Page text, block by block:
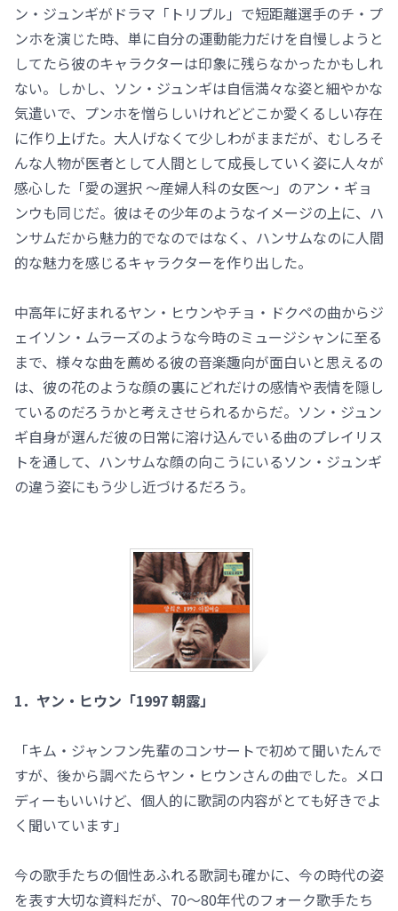
ン・ジュンギがドラマ「トリプル」で短距離選手のチ・プ
ンホを演じた時、単に自分の運動能力だけを自慢しようと
してたら彼のキャラクターは印象に残らなかったかもしれ
ない。しかし、ソン・ジュンギは自信満々な姿と細やかな
気遣いで、プンホを憎らしいけれどどこか愛くるしい存在
に作り上げた。大人げなくて少しわがままだが、むしろそ
んな人物が医者として人間として成長していく姿に人々が
感心した「愛の選択 ～産婦人科の女医～」のアン・ギョ
ンウも同じだ。彼はその少年のようなイメージの上に、ハ
ンサムだから魅力的でなのではなく、ハンサムなのに人間
的な魅力を感じるキャラクターを作り出した。
中高年に好まれるヤン・ヒウンやチョ・ドクペの曲からジ
ェイソン・ムラーズのような今時のミュージシャンに至る
まで、様々な曲を薦める彼の音楽趣向が面白いと思えるの
は、彼の花のような顔の裏にどれだけの感情や表情を隠し
ているのだろうかと考えさせられるからだ。ソン・ジュン
ギ自身が選んだ彼の日常に溶け込んでいる曲のプレイリス
トを通して、ハンサムな顔の向こうにいるソン・ジュンギ
の違う姿にもう少し近づけるだろう。
1．ヤン・ヒウン「1997 朝露」
「キム・ジャンフン先輩のコンサートで初めて聞いたんで
すが、後から調べたらヤン・ヒウンさんの曲でした。メロ
ディーもいいけど、個人的に歌詞の内容がとても好きでよ
く聞いています」
今の歌手たちの個性あふれる歌詞も確かに、今の時代の姿
を表す大切な資料だが、70～80年代のフォーク歌手たち